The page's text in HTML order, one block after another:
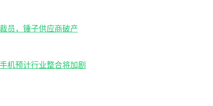
员，锤子供应商破产
机预计行业整合将加剧